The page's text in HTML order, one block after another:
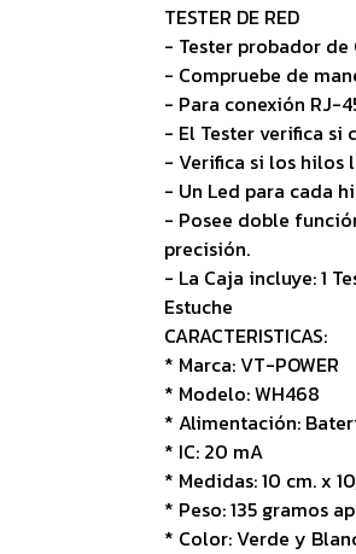
TESTER DE RED
- Tester probador de
- Compruebe de
- Para conexión RJ-
- El Tester verifica si
- Verifica si los hilos
- Un Led para cada
- Posee doble
precisión.
- La Caja incluye: 1
Estuche
CARACTERISTICAS:
* Marca: VT-POWER
* Modelo: WH468
* Alimentación:
* IC: 20 mA
* Medidas: 10 cm. x
* Peso: 135 gramos
* Color: Verde y